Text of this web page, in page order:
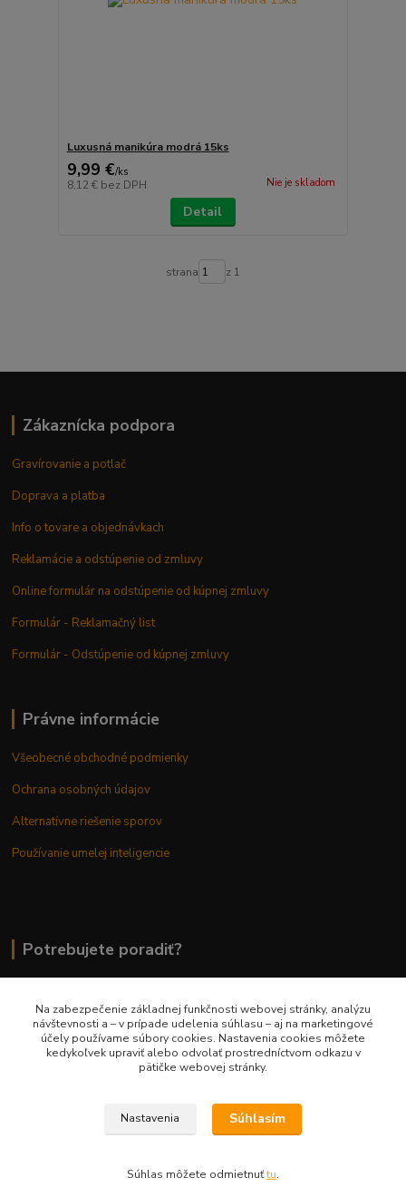
Luxusná manikúra modrá 15ks
9,99 €/ks
8,12 € bez DPH Nie je skladom
Detail
strana z 1
Zákaznícka podpora
Gravírovanie a potlač
Doprava a platba
Info o tovare a objednávkach
Reklamácie a odstúpenie od zmluvy
Online formulár na odstúpenie od kúpnej zmluvy
Formulár - Reklamačný list
Formulár - Odstúpenie od kúpnej zmluvy
Právne informácie
Všeobecné obchodné podmienky
Ochrana osobných údajov
Alternatívne riešenie sporov
Používanie umelej inteligencie
Potrebujete poradiť?
0948 236 042
info@margaretkashop.sk
Na zabezpečenie základnej funkčnosti webovej stránky, analýzu
návštevnosti a – v prípade udelenia súhlasu – aj na marketingové
účely používame súbory cookies. Nastavenia cookies môžete
kedykoľvek upraviť alebo odvolať prostredníctvom odkazu v
pätičke webovej stránky.
Nastavenia Súhlasím
Súhlas môžete odmietnuťtu.